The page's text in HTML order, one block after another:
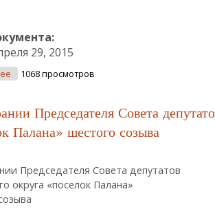
29, 2015
О Об Избрании Заместителя Председателя
1068 просмотров
Председателя Совета
Палана» шестого созыва
Председателя Совета депутатов
округа «поселок Палана»